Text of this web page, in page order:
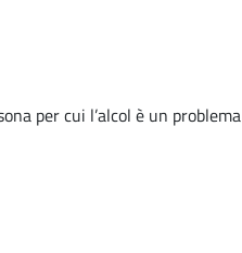
per cui l’alcol è un problema